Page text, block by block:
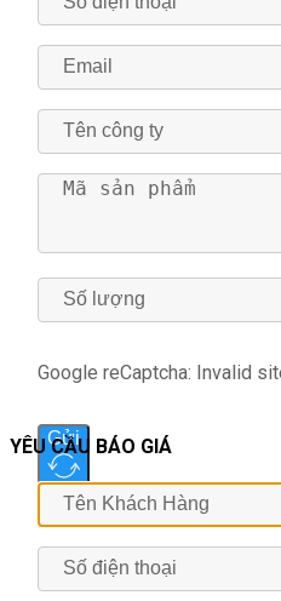
Google reCaptcha: Invalid
Gửi
YÊU CẦU BÁO GIÁ